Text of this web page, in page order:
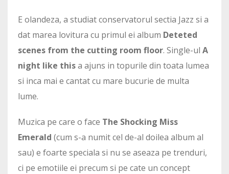
E olandeza, a studiat conservatorul sectia Jazz si a
dat marea lovitura cu primul ei album Deteted
scenes from the cutting room floor. Single-ul A
night like thisa ajuns in topurile din toata lumea
si inca mai e cantat cu mare bucurie de multa
lume.
Muzica pe care o face The Shocking Miss
Emerald (cum s-a numit cel de-al doilea album al
sau) e foarte speciala si nu se aseaza pe trenduri,
ci pe emotiile ei precum si pe cate un concept